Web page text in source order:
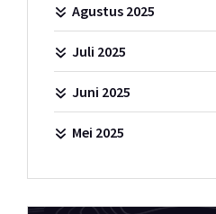
Agustus 2025
Juli 2025
Juni 2025
Mei 2025